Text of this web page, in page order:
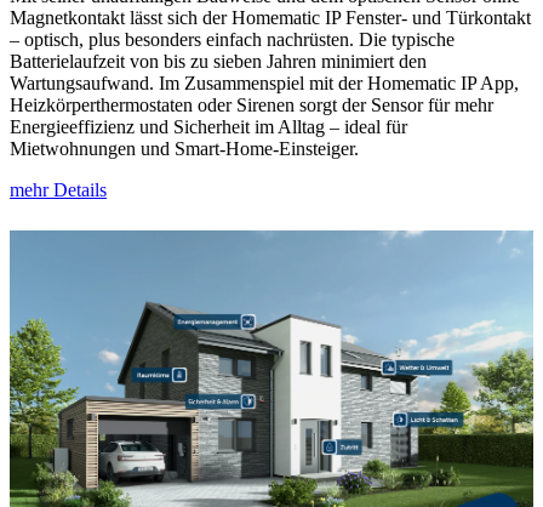
Magnetkontakt lässt sich der Homematic IP Fenster- und Türkontakt
– optisch, plus besonders einfach nachrüsten. Die typische
Batterielaufzeit von bis zu sieben Jahren minimiert den
Wartungsaufwand. Im Zusammenspiel mit der Homematic IP App,
Heizkörperthermostaten oder Sirenen sorgt der Sensor für mehr
Energieeffizienz und Sicherheit im Alltag – ideal für
Mietwohnungen und Smart-Home-Einsteiger.
mehr Details